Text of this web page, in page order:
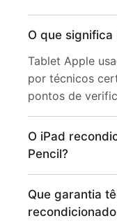
O que
Tablet Apple
por técnicos
pontos de
O iPad
Pencil?
Que garantia